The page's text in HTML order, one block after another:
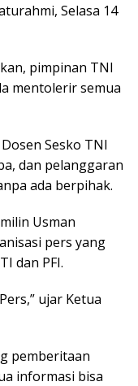
Selasa 14
pimpinan TNI
mentolerir semua
Sesko TNI
dan pelanggaran
ada berpihak.
Usman
pers yang
dan PFI.
ujar Ketua
pemberitaan
informasi bisa